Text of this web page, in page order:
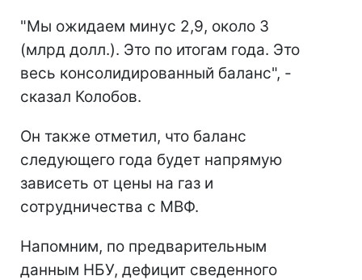
"Мы ожидаем минус 2,9, около 3
(млрд долл.). Это по итогам года. Это
весь консолидированный баланс", -
сказал Колобов.
Он также отметил, что баланс
следующего года будет напрямую
зависеть от цены на газ и
сотрудничества с МВФ.
Напомним, по предварительным
данным НБУ, дефицит сведенного